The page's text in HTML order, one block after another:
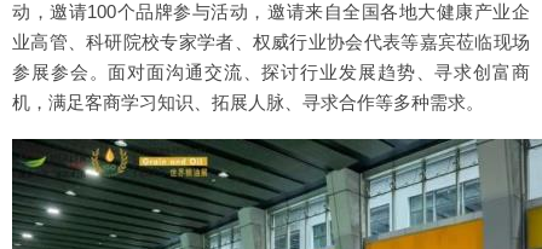
动，邀请100个品牌参与活动，邀请来自全国各地大健康产业企
业高管、科研院校专家学者、权威行业协会代表等嘉宾莅临现场
参展参会。面对面沟通交流、探讨行业发展趋势、寻求创富商
机，满足客商学习知识、拓展人脉、寻求合作等多种需求。